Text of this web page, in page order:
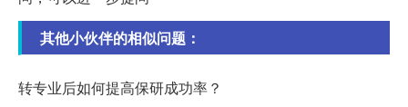
其他小伙伴的相似问题：
转专业后如何提高保研成功率？